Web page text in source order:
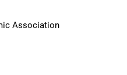
Association